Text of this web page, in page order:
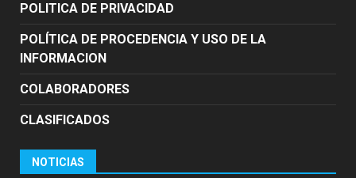
POLITICA DE PRIVACIDAD
POLÍTICA DE PROCEDENCIA Y USO DE LA
INFORMACION
COLABORADORES
CLASIFICADOS
NOTICIAS